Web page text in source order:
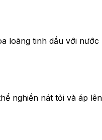
loãng tinh dầu với nước
nghiền nát tỏi và áp lên